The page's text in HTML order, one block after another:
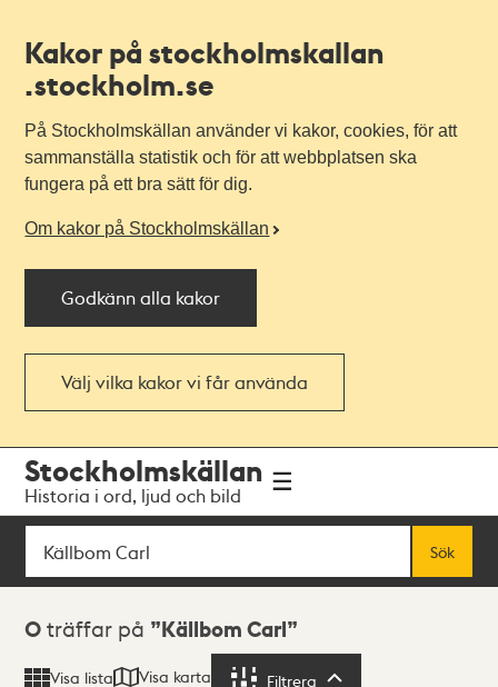
Kakor på stockholmskallan
.stockholm.se
På Stockholmskällan använder vi kakor, cookies, för att
sammanställa statistik och för att webbplatsen ska
fungera på ett bra sätt för dig.
Om kakor på Stockholmskällan
Godkänn alla kakor
Välj vilka kakor vi får använda
navigationen
huvudinnehållet
Stockholmskällan
Historia i ord, ljud och bild
Sök
Sök
Sökresultat
0 träffar på Källbom Carl
Visa lista Visa karta Filtrera